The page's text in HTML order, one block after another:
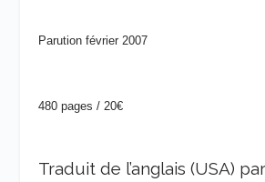
Parution février 2007
480 pages / 20€
Traduit de l’anglais (USA)